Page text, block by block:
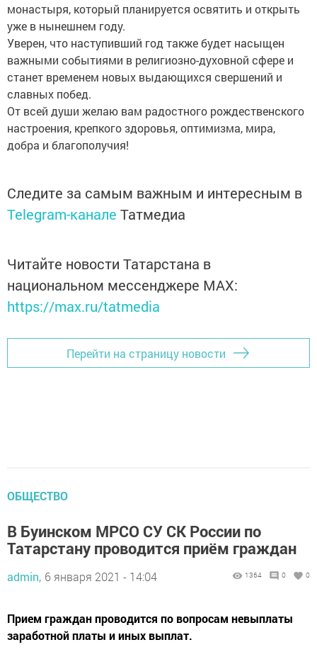
монастыря, который планируется освятить и открыть
уже в нынешнем году.
Уверен, что наступивший год также будет насыщен
важными событиями в религиозно-духовной сфере и
станет временем новых выдающихся свершений и
славных побед.
От всей души желаю вам радостного рождественского
настроения, крепкого здоровья, оптимизма, мира,
добра и благополучия!
Следите за самым важным и интересным в
Telegram-канале Татмедиа
Читайте новости Татарстана в
национальном мессенджере MАХ:
https://max.ru/tatmedia
Перейти на страницу новости
ОБЩЕСТВО
В Буинском МРСО СУ СК России по
Татарстану проводится приём граждан
admin, 6 января 2021 - 14:04 1364 0 0
Прием граждан проводится по вопросам невыплаты
заработной платы и иных выплат.